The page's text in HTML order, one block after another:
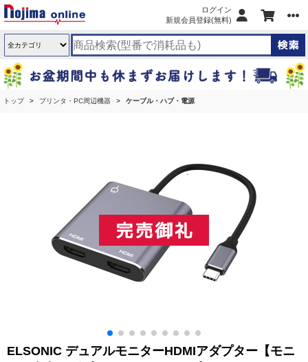
ログイン
新規会員登録(無料)
トップ プリンタ・PC周辺機器 ケーブル・ハブ・電源
ELSONIC デュアルモニターHDMIアダプター【モニ